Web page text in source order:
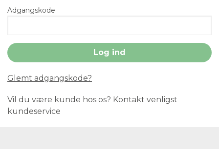
Adgangskode
Glemt adgangskode?
Vil du være kunde hos os? Kontakt venligst
kundeservice